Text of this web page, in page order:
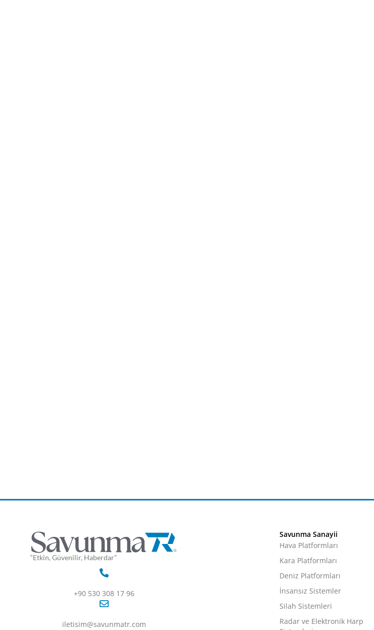
“Etkin, Güvenilir, Haberdar”
+90 530 308 17 96
iletisim@savunmatr.com
Savunma Sanayii
Hava Platformları
Kara Platformları
Deniz Platformları
İnsansız Sistemler
Silah Sistemleri
Radar ve Elektronik Harp